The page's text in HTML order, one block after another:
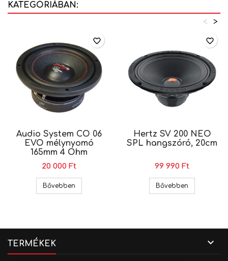
KATEGÓRIÁBAN:
>
<
Audio System CO 06
EVO mélynyomó
165mm 4 Ohm
20 000 Ft
Bővebben Audio System CO 06 EVO mélynyomó 165mm
favorite_border
Hertz SV 200 NEO
SPL hangszóró, 20cm
99 990 Ft
Bővebben
favorite_border
TERMÉKEK 